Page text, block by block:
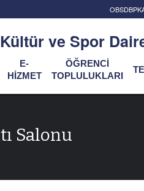
OBSDBP
ve Spor
E-
HİZMET
ÖĞRENCİ
TOPLULUKLARI
Salonu